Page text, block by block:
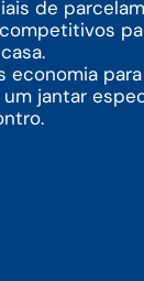
de
economia
jantar